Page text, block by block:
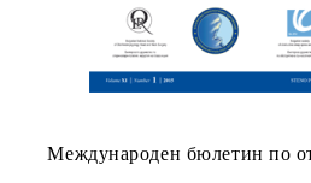
Международен бюлетин по